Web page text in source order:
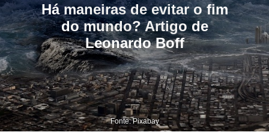
Há maneiras de evitar o fim
do mundo? Artigo de
Leonardo Boff
Fonte: Pixabay